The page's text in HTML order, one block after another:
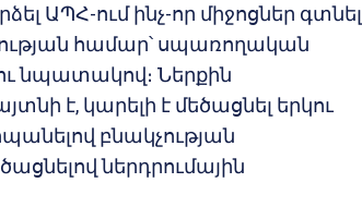
ԱՊՀ-ում ինչ-որ միջոցներ գտնել
համար՝ սպառողական
նպատակով։ Ներքին
է, կարելի է մեծացնել երկու
բնակչության
ներդրումային